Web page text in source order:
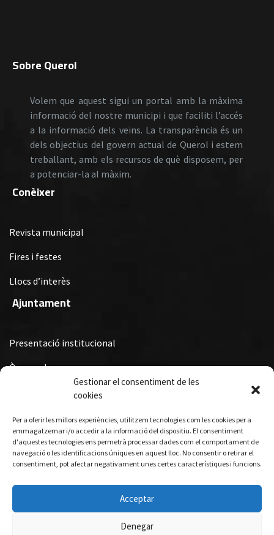
Gestionar el consentiment de les
cookies
Per a oferir les millors experiències, utilitzem tecnologies com les cookies per a
emmagatzemar i/o accedir a la informació del dispositiu. El consentiment
d'aquestes tecnologies ens permetrà processar dades com el comportament de
navegació o les identificacions úniques en aquest lloc. No consentir o retirar el
consentiment, pot afectar negativament unes certes característiques i funcions.
Acceptar
Denegar
Sobre Querol
Volem que aquest sigui un portal amb la màxima
informació del nostre municipi i que faciliti l’accés
a la informació dels veïns. La transparència és un
dels objectius del govern actual de Querol i estem
treballant, amb els recursos de què disposem, per
a potenciar-la al màxim.
Conèixer
Revista municipal
Fires i festes
Llocs d’interès
Ajuntament
Presentació institucional
Òrgans de govern
Ordenances Fiscals, Ordenances i Reglaments i Subvencions i
Turisme
Allotjament